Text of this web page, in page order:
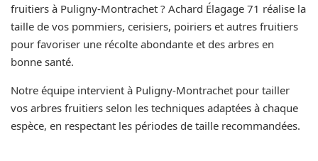
fruitiers à Puligny-Montrachet ? Achard Élagage 71 réalise la
taille de vos pommiers, cerisiers, poiriers et autres fruitiers
pour favoriser une récolte abondante et des arbres en
bonne santé.
Notre équipe intervient à Puligny-Montrachet pour tailler
vos arbres fruitiers selon les techniques adaptées à chaque
espèce, en respectant les périodes de taille recommandées.